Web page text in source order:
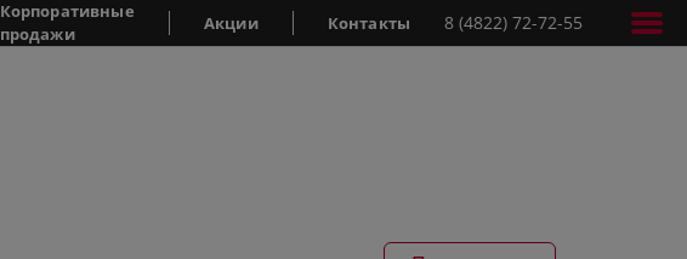
Корпоративные
продажи
Акции Контакты 8 (4822) 72-72-55